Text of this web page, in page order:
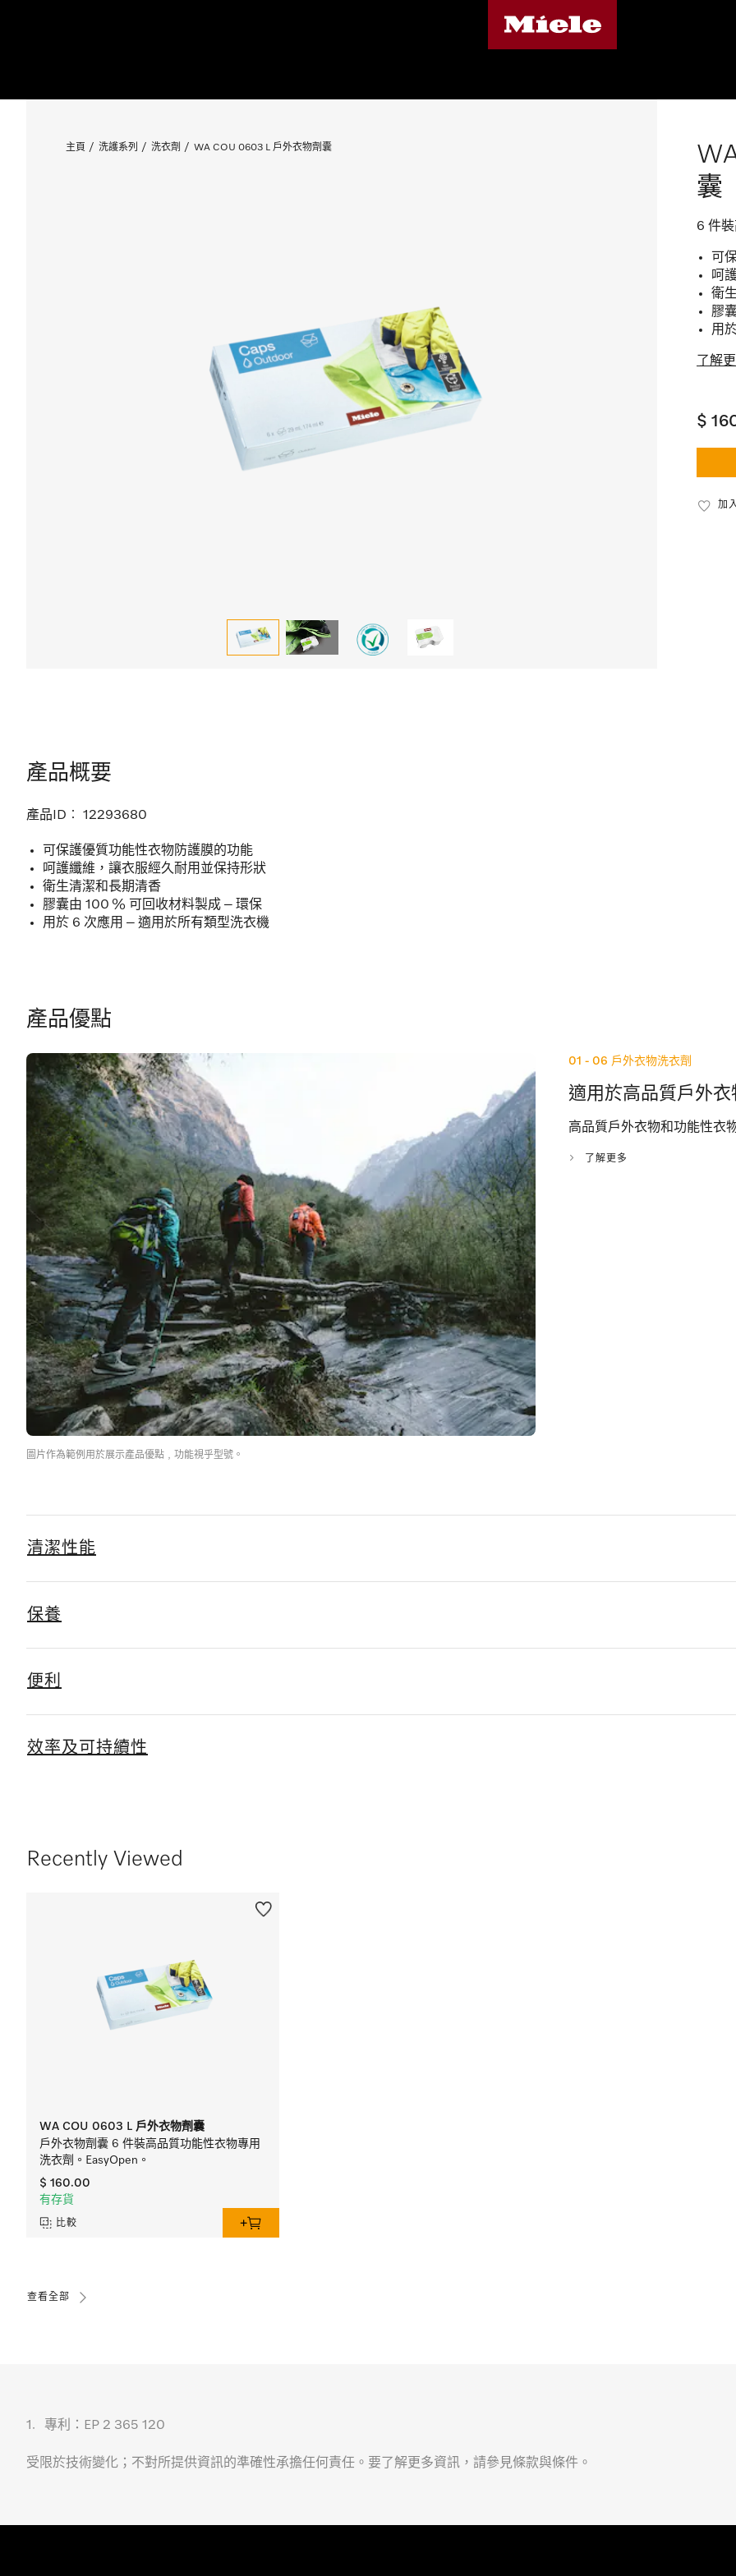
主頁 洗護系列 洗衣劑 WA COU 0603 L 戶外衣物劑囊
囊
6 件
可
呵
衛
膠
用
了解
$
加
產品概要
產品ID︰ 12293680
可保護優質功能性衣物防護膜的功能
呵護纖維，讓衣服經久耐用並保持形狀
衛生清潔和長期清香
膠囊由 100 % 可回收材料製成 – 環保
用於 6 次應用 – 適用於所有類型洗衣機
產品優點
01 - 06 戶外衣物洗衣劑
適用於高品質戶外衣
高品質戶外衣物和功能性衣
了解更多
圖片作為範例用於展示產品優點﹐功能視乎型號。
清潔性能
保養
便利
效率及可持續性
Recently Viewed
WA COU 0603 L 戶外衣物劑囊
戶外衣物劑囊 6 件裝高品質功能性衣物專用
洗衣劑。EasyOpen。
$ 160.00
有存貨
比較
查看全部
1. 專利：EP 2 365 120
受限於技術變化；不對所提供資訊的準確性承擔任何責任。要了解更多資訊，請參見條款與條件。